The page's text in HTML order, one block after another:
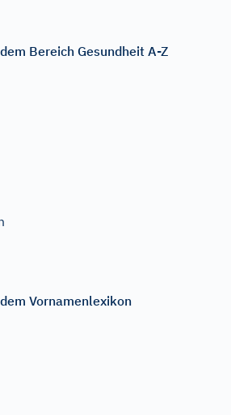
Bereich Gesundheit A-Z
Vornamenlexikon